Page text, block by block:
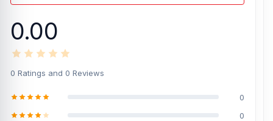
0.00
0 Ratings and 0 Reviews
0
0